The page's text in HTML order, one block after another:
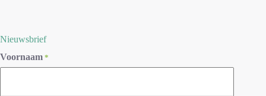
Nieuwsbrief
Voornaam *